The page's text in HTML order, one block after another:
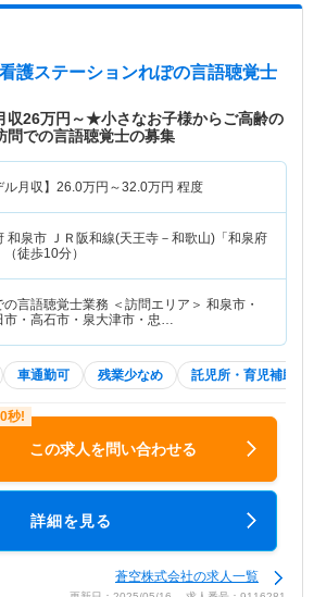
護ステーションれぽの言語聴覚士
収26万円～★小さなお子様からご高齢の
での言語聴覚士の募集
ル月収】 26.0万円～32.0万円 程度
和泉市 ＪＲ阪和線(天王寺－和歌山)「和泉府
徒歩10分）
の言語聴覚士業務 ＜訪問エリア＞ 和泉市・
市・高石市・泉大津市・忠…
車通勤可 残業少なめ 託児所・育児補助
この求人を問い合わせる
詳細を見る
蒼空株式会社の求人一覧